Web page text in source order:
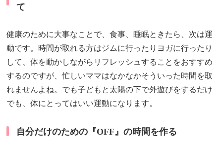
て
健康のために大事なことで、食事、睡眠ときたら、次は運
動です。時間が取れる方はジムに行ったりヨガに行ったり
して、体を動かしながらリフレッシュすることをおすすめ
するのですが、忙しいママはなかなかそういった時間を取
れませんよね。でも子どもと太陽の下で外遊びをするだけ
でも、体にとってはいい運動になります。
自分だけのための『OFF』の時間を作る